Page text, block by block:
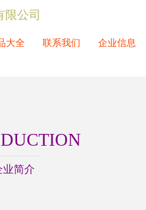
限公司
大全 联系我们 企业信息
业简介